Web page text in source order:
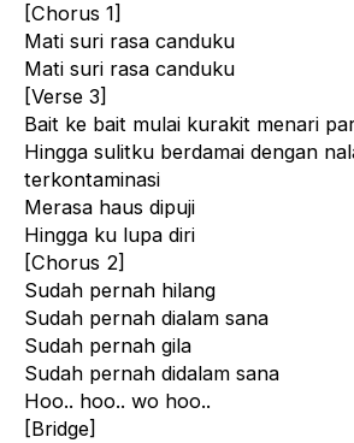
[Chorus 1]
Mati suri rasa canduku
Mati suri rasa canduku
[Verse 3]
Bait ke bait mulai kurakit menari
Hingga sulitku berdamai dengan
terkontaminasi
Merasa haus dipuji
Hingga ku lupa diri
[Chorus 2]
Sudah pernah hilang
Sudah pernah dialam sana
Sudah pernah gila
Sudah pernah didalam sana
Hoo.. hoo.. wo hoo..
[Bridge]